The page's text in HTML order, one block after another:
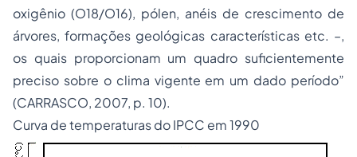
oxigênio (O18/O16), pólen, anéis de crescimento de
árvores, formações geológicas características etc. –,
os quais proporcionam um quadro suficientemente
preciso sobre o clima vigente em um dado período”
(CARRASCO, 2007, p. 10).
Curva de temperaturas do IPCC em 1990